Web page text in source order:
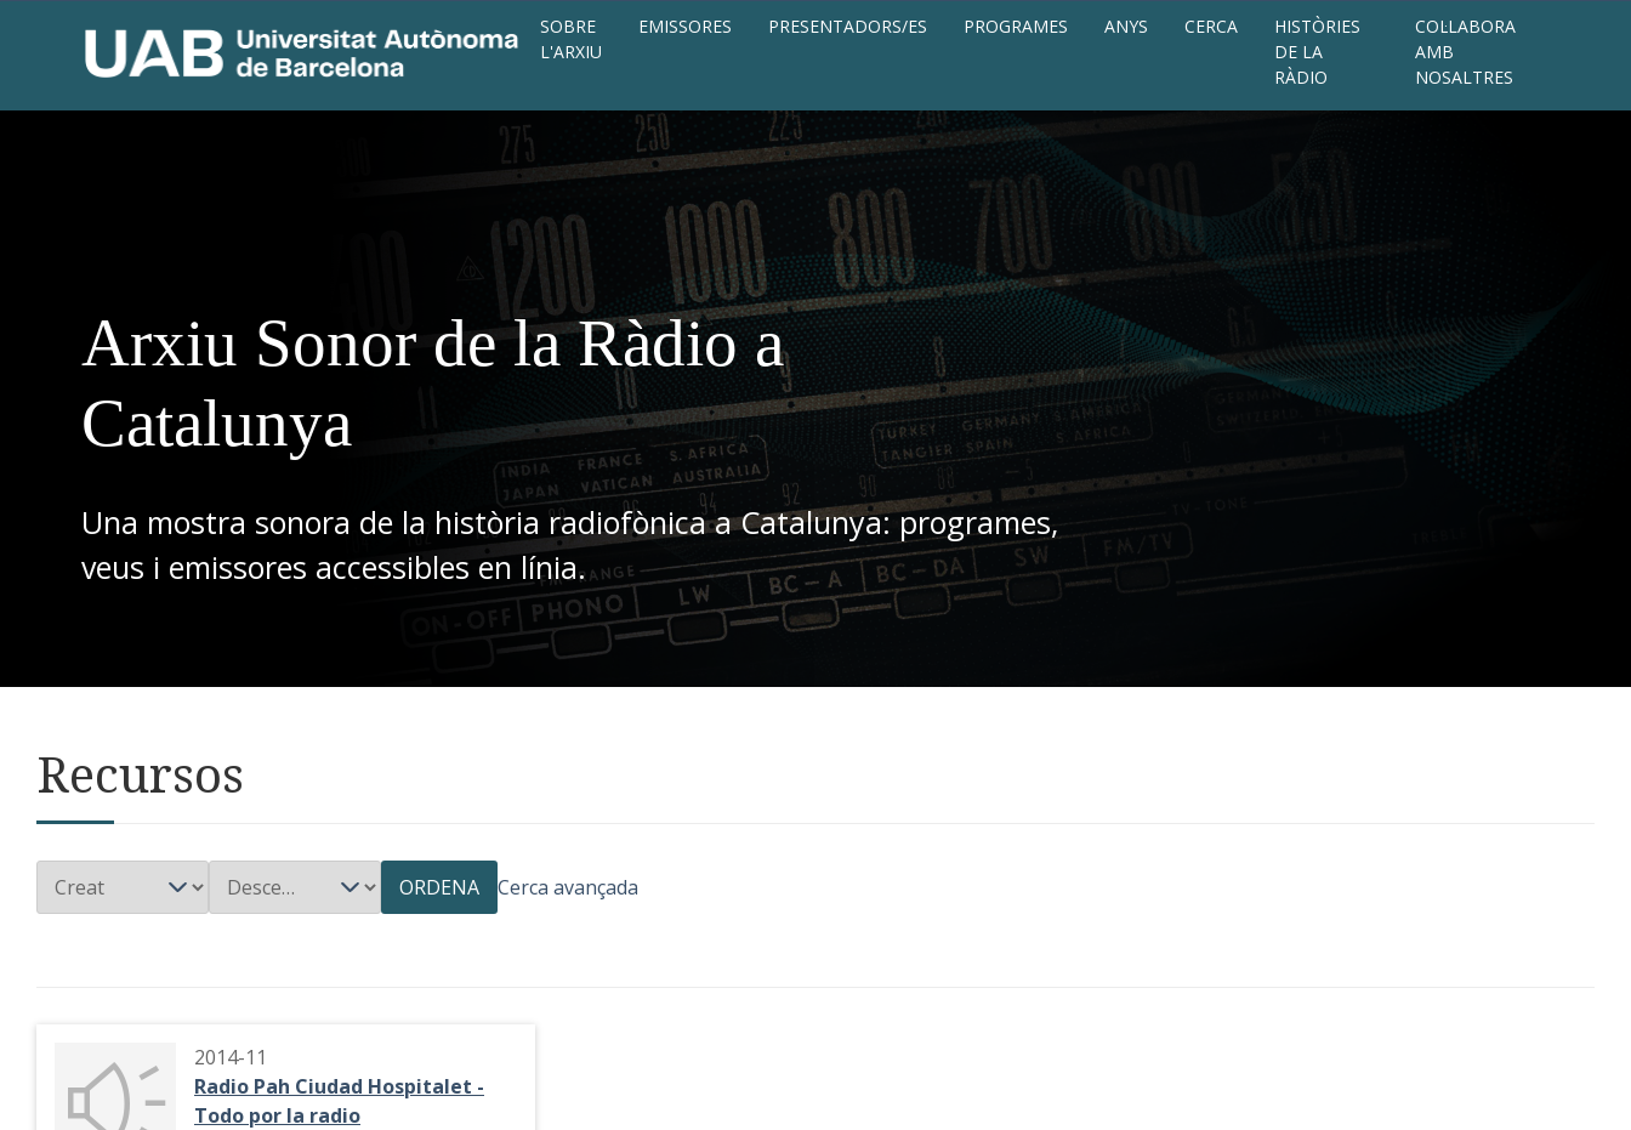
SOBRE
L'ARXIU
EMISSORES PRESENTADORS/ES PROGRAMES ANYS CERCA
HISTÒRIES
DE LA
RÀDIO
COL·LABORA
AMB
NOSALTRES
Arxiu Sonor de la Ràdio a
Catalunya
Una mostra sonora de la història radiofònica a Catalunya: programes,
veus i emissores accessibles en línia.
Recursos
ORDENA Cerca avançada
2014-11
Radio Pah Ciudad Hospitalet -
Todo por la radio